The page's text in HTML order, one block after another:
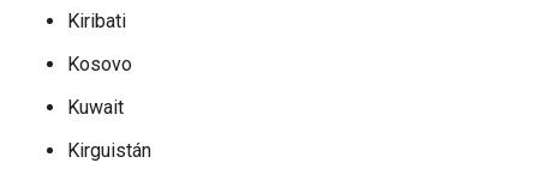
Kiribati
Kosovo
Kuwait
Kirguistán